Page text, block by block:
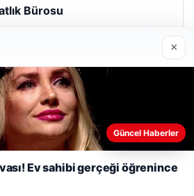
Bürosu
Güncel Haberlerdaha iyi anlayabilmek,
ve geliştirmek amacıyla çerezler
×
Güncel Haberler
Ev sahibi gerçeği öğrenince